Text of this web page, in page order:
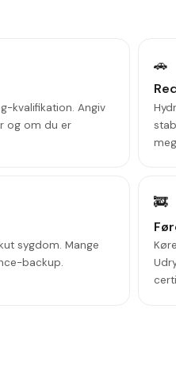
kvalifikation. Angiv
og om du er
🚗
sygdom. Mange
backup.
🚒